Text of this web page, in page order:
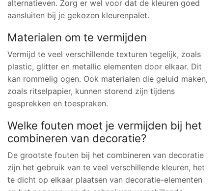
alternatieven. Zorg er wel voor dat de kleuren goed
aansluiten bij je gekozen kleurenpalet.
Materialen om te vermijden
Vermijd te veel verschillende texturen tegelijk, zoals
plastic, glitter en metallic elementen door elkaar. Dit
kan rommelig ogen. Ook materialen die geluid maken,
zoals ritselpapier, kunnen storend zijn tijdens
gesprekken en toespraken.
Welke fouten moet je vermijden bij het
combineren van decoratie?
De grootste fouten bij het combineren van decoratie
zijn het gebruik van te veel verschillende kleuren, het
te dicht op elkaar plaatsen van decoratie-elementen